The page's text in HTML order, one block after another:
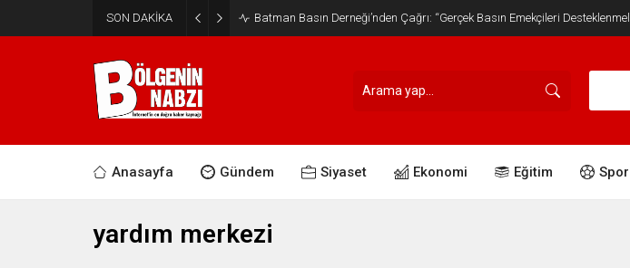
SON DAKİKA Batman Basın Derneği’nden Çağrı: “Gerçek Basın Emekçileri
Anasayfa Gündem Siyaset Ekonomi Eğitim Spor
yardım merkezi